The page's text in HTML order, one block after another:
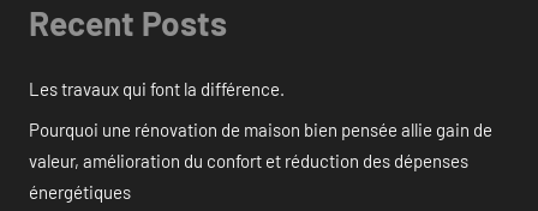
Recent Posts
Les travaux qui font la différence.
Pourquoi une rénovation de maison bien pensée allie gain de
valeur, amélioration du confort et réduction des dépenses
énergétiques